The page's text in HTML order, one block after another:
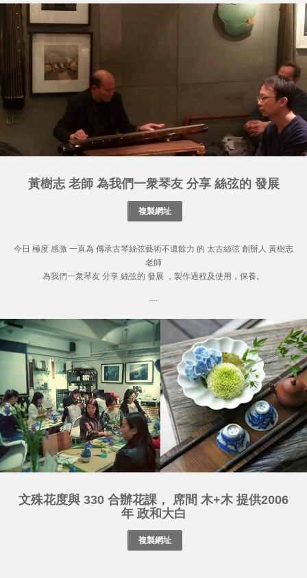
黃樹志 老師 為我們一衆琴友 分享 絲弦的 發展
今日 極度 感激 一直為 傳承古琴絲弦藝術不遺餘力 的 太古絲弦 創辦人 黃樹志
老師
為我們一衆琴友 分享 絲弦的 發展 ，製作過程及使用，保養。
....
文殊花度與 330 合辦花課， 席間 木+木 提供2006
年 政和大白